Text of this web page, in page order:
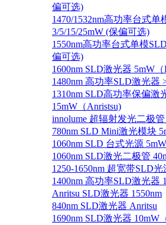
偏可选)
1470/1532nm高功率台式单
3/5/15/25mW (保偏可选)
1550nm高功率台式单模
偏可选)
1600nm SLD激光器 5mW（
1480nm 高功率SLD激光器
1310nm SLD高功率保偏激
15mW（Anristsu)
innolume 超辐射发光二极
780nm SLD Mini激光模块
1060nm SLD 台式光源 5mW
1060nm SLD激光二极管
1250-1650nm 超宽带SLD光
1400nm 高功率SLD激光器
Anritsu SLD激光器 1550nm
840nm SLD激光器 Anritsu
1690nm SLD激光器 10mW